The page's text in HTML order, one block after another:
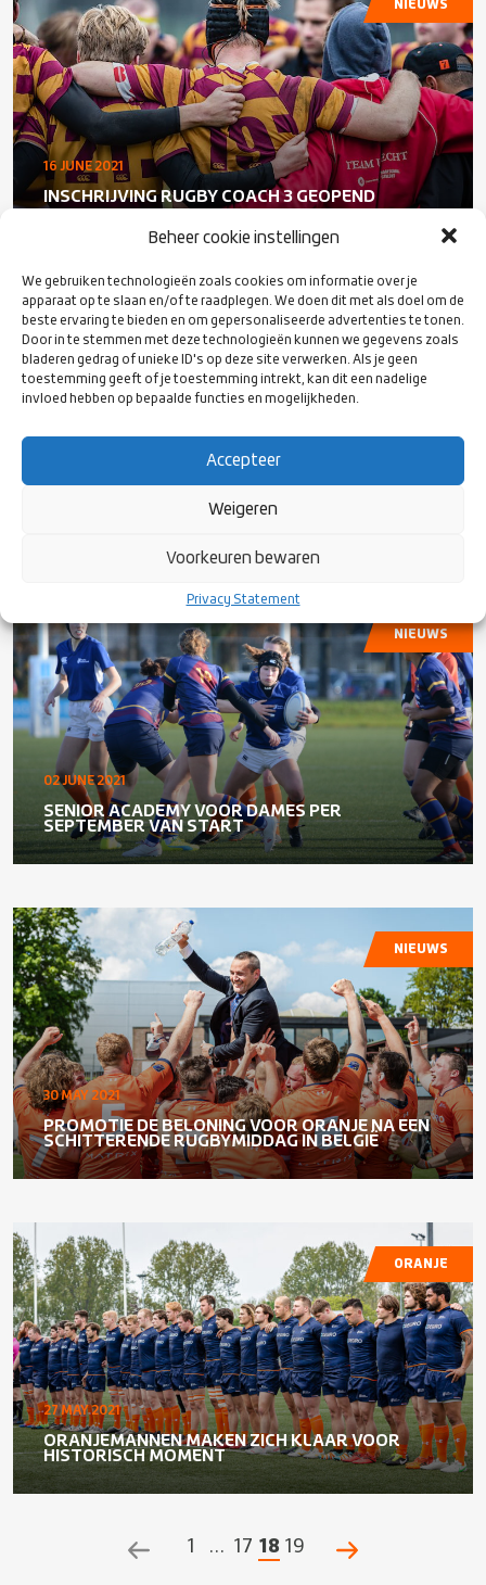
Beheer cookie instellingen
We gebruiken technologieën zoals cookies om informatie over je
apparaat op te slaan en/of te raadplegen. We doen dit met als doel om de
beste ervaring te bieden en om gepersonaliseerde advertenties te tonen.
Door in te stemmen met deze technologieën kunnen we gegevens zoals
bladeren gedrag of unieke ID's op deze site verwerken. Als je geen
toestemming geeft of je toestemming intrekt, kan dit een nadelige
invloed hebben op bepaalde functies en mogelijkheden.
Accepteer
Weigeren
Voorkeuren bewaren
Privacy Statement
16 JUNE 2021
INSCHRIJVING RUGBY COACH 3 GEOPEND
NIEUWS
ZATERDAG UITGESTELD
NIEUWS
02 JUNE 2021
SENIOR ACADEMY VOOR DAMES PER
SEPTEMBER VAN START
NIEUWS
30 MAY 2021
PROMOTIE DE BELONING VOOR ORANJE NA EEN
SCHITTERENDE RUGBYMIDDAG IN BELGIË
NIEUWS
27 MAY 2021
ORANJEMANNEN MAKEN ZICH KLAAR VOOR
HISTORISCH MOMENT
ORANJE
POSTS1 … 17 18 19